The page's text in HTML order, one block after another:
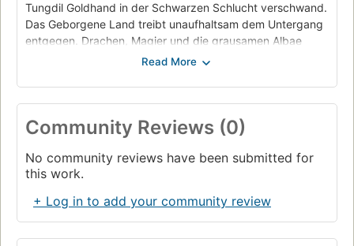
Tungdil Goldhand in der Schwarzen Schlucht verschwand.
Das Geborgene Land treibt unaufhaltsam dem Untergang
entgegen. Drachen, Magier und die grausamen Albae
haben das Reich unter sich aufgeteilt. Die
zurückgedrängt oder fast völlig vernichtet. Dann kehrt ein
Zwergenkrieger in einer schwarzen Rüstung zurück, der
sich Tungdil nennt. Für seinen treuesten Freund
Ingrimmsch und seine Gefährten bedeutet das neue
Hoffnung. Doch bald mehren sich Zweifel – ist es wirklich
Tungdil, oder führt der Zwerg etwas ganz anderes im
– und um das Schicksal aller Zwerge.“
Community Reviews (0)
No community reviews have been submitted for
this work.
+ Log in to add your community review